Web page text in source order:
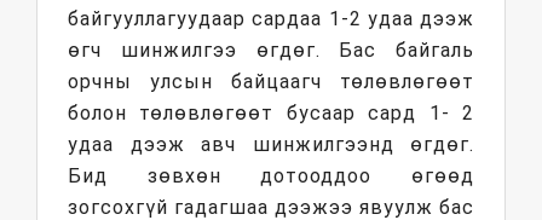
байгууллагуудаар сардаа 1-2 удаа дээж
өгч шинжилгээ өгдөг. Бас байгаль
орчны улсын байцаагч төлөвлөгөөт
болон төлөвлөгөөт бусаар сард 1- 2
удаа дээж авч шинжилгээнд өгдөг.
Бид зөвхөн дотооддоо өгөөд
зогсохгүй гадагшаа дээжээ явуулж бас